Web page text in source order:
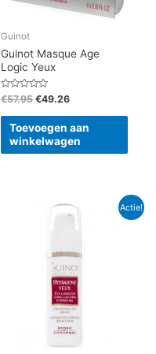
Guinot
Guinot Masque Age
Logic Yeux
Gewaardeerd
0
uit
€57.95 €49.26
Toevoegen aan
winkelwagen
Actie!
Oorspronkelijke
Huidige
prijs